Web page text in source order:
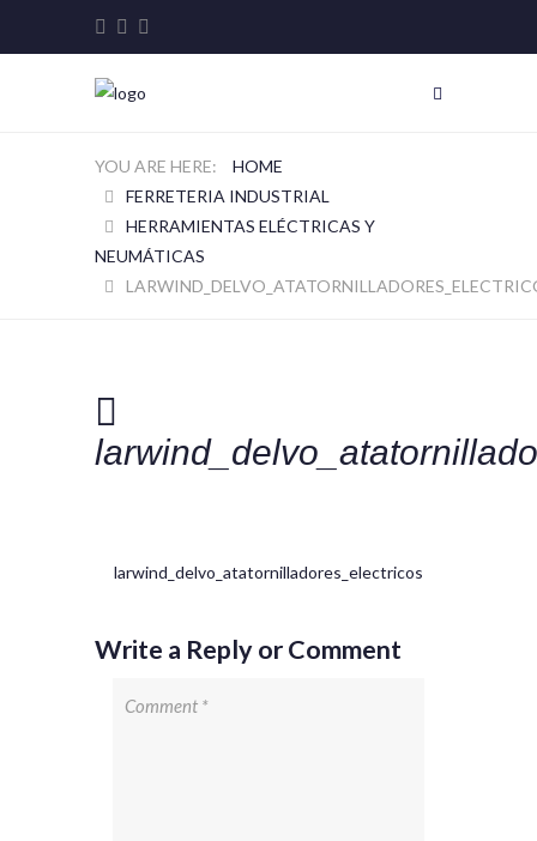
HOME
FERRETERIA INDUSTRIAL
HERRAMIENTAS ELÉCTRICAS Y
NEUMÁTICAS
larwind_delvo_atatornilladores_electricos
Write a Reply or Comment